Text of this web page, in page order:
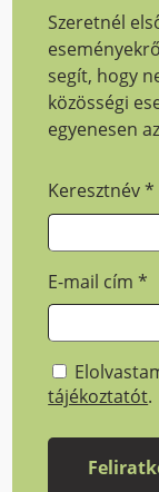
Szeretnél
segít, hogy
közösségi
egyenesen
Keresztnév*
E-mail cím*
tájékoztatót.